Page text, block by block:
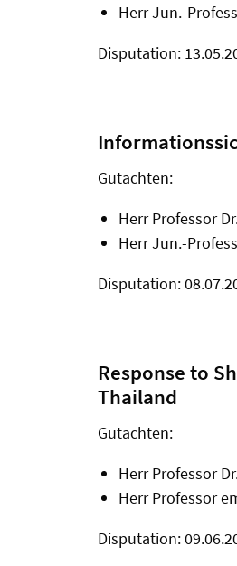
Herr Jun.-
Disputation:
Gutachten:
Herr Professor
Herr Jun.-
Disputation:
Response to
Thailand
Gutachten:
Herr Professor
Herr Professor
Disputation: